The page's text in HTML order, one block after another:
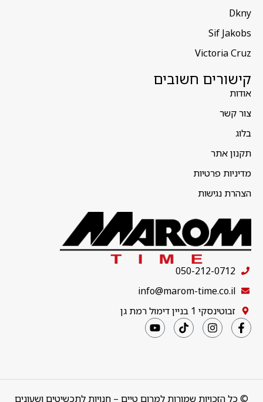
Dkny
Sif Jakobs
Victoria Cruz
קישורים חשובים
אודות
צור קשר
בלוג
תקנון אתר
מדיניות פרטיות
הצהרת נגישות
050-212-0712
info@marom-time.co.il
זבוטינסקי 1 בניין דימול רמת גן
© כל הזכויות שמורות למרום טיים – חנויות לתכשיטים ושעונים